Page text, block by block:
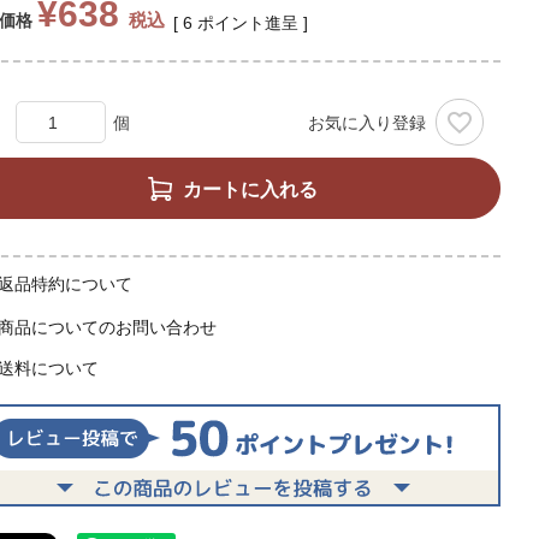
格 ¥638 税込 [ 6 ポイント進呈 ]
お気に入り登録
カートに入れる
品特約について
品についてのお問い合わせ
料について